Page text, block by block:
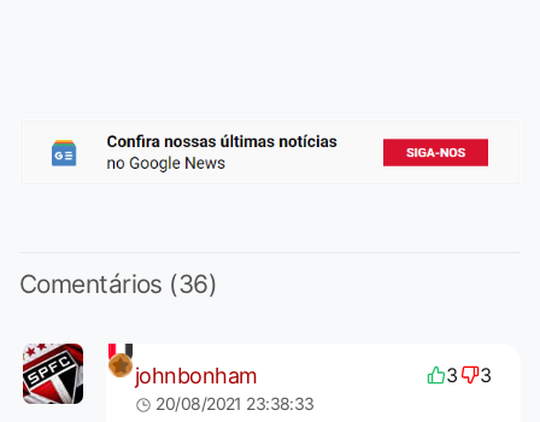
Comentários (36)
johnbonham 3 3
20/08/2021 23:38:33